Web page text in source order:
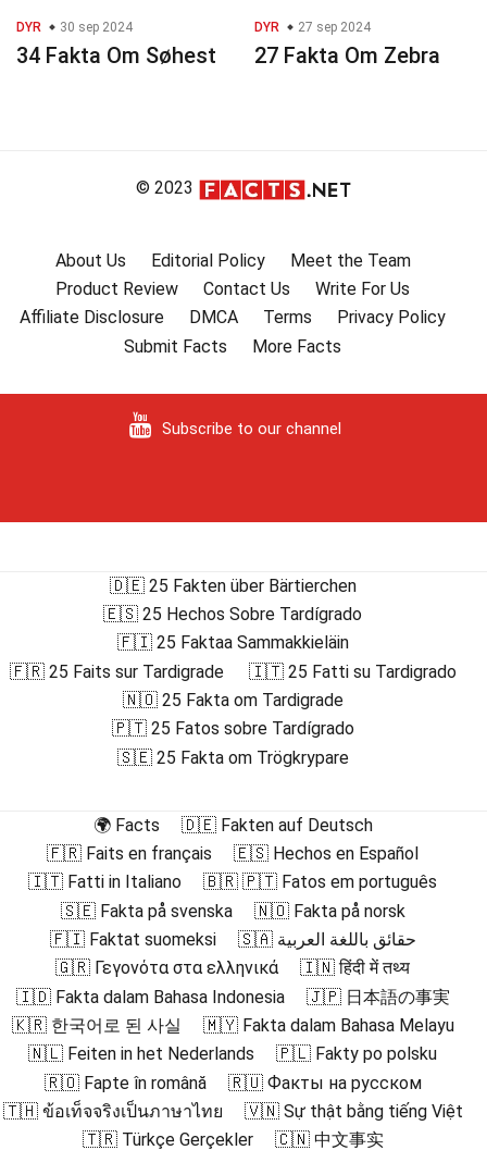
DYR 30 sep 2024
34 Fakta Om Søhest
DYR 27 sep 2024
27 Fakta Om Zebra
© 2023
About Us Editorial Policy
Meet the Team
Product Review
Contact Us
Write For Us
Affiliate Disclosure
DMCA Terms
Privacy Policy
Submit Facts
More Facts
Subscribe to our channel
🇩🇪 25 Fakten über Bärtierchen
🇪🇸 25 Hechos Sobre Tardígrado
🇫🇮 25 Faktaa Sammakkieläin
🇫🇷 25 Faits sur Tardigrade
🇮🇹 25 Fatti su Tardigrado
🇳🇴 25 Fakta om Tardigrade
🇵🇹 25 Fatos sobre Tardígrado
🇸🇪 25 Fakta om Trögkrypare
🌍 Facts
🇩🇪 Fakten auf Deutsch
🇫🇷 Faits en français
🇪🇸 Hechos en Español
🇮🇹 Fatti in Italiano
🇧🇷 🇵🇹 Fatos em português
🇸🇪 Fakta på svenska
🇳🇴 Fakta på norsk
🇫🇮 Faktat suomeksi
🇸🇦 حقائق باللغة العربية
🇬🇷 Γεγονότα στα ελληνικά
🇮🇳 हिंदी में तथ्य
🇮🇩 Fakta dalam Bahasa Indonesia
🇯🇵 日本語の事実
🇰🇷 한국어로 된 사실
🇲🇾 Fakta dalam Bahasa Melayu
🇳🇱 Feiten in het Nederlands
🇵🇱 Fakty po polsku
🇷🇴 Fapte în română
🇷🇺 Факты на русском
🇹🇭 ข้อเท็จจริงเป็นภาษาไทย
🇻🇳 Sự thật bằng tiếng Việt
🇹🇷 Türkçe Gerçekler
🇨🇳 中文事实